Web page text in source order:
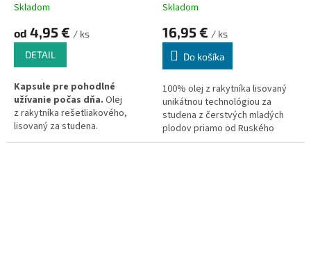
Skladom
od 4,95 € / ks
DETAIL
Kapsule pre pohodlné
užívanie počas dňa. Olej
z rakytníka rešetliakového,
lisovaný za studena.
Skladom
16,95 € / ks
Do košíka
100% olej z rakytníka lisovaný
unikátnou technológiou za
studena z čerstvých mladých
plodov priamo od Ruského
výrobcu